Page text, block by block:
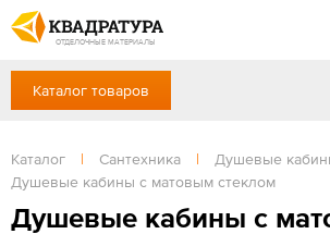
ОТДЕЛОЧНЫЕ МАТЕРИАЛЫ
Профи
Доставка и оплата
Готовые решения
Акции
Отзывы
+7 (391) 222-30-37
Сб, Вс — выходной
ЗАКАЗАТЬ ЗВОНОК
Вход / Регистрация
Каталог товаров
Каталог | Сантехника | Душевые
Душевые кабины с матовым стеклом
Душевые кабины с